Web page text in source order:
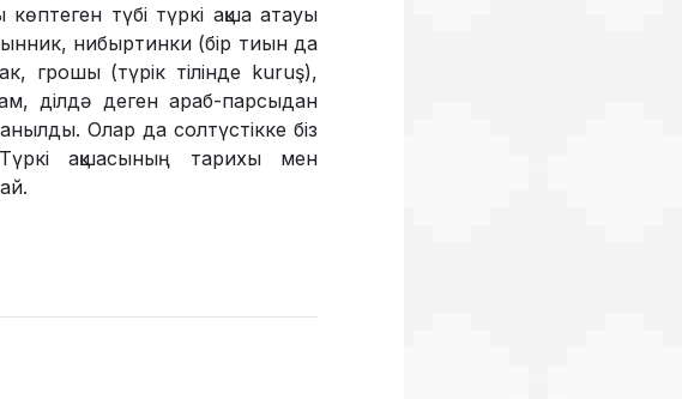
түбі түркі ақша атауы
нибыртинки (бір тиын да
грошы (түрік тілінде kuruş),
ділдә деген араб-парсыдан
Олар да солтүстікке біз
ақшасының тарихы мен